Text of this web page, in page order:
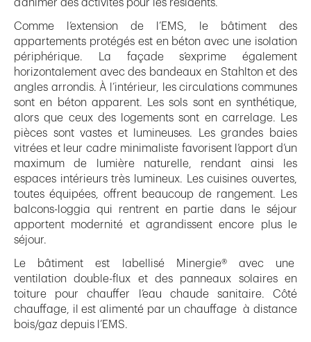
d’animer des activités pour les résidents.
Comme l’extension de l’EMS, le bâtiment des
appartements protégés est en béton avec une isolation
périphérique. La façade s’exprime également
horizontalement avec des bandeaux en Stahlton et des
angles arrondis. À l’intérieur, les circulations communes
sont en béton apparent. Les sols sont en synthétique,
alors que ceux des logements sont en carrelage. Les
pièces sont vastes et lumineuses. Les grandes baies
vitrées et leur cadre minimaliste favorisent l’apport d’un
maximum de lumière naturelle, rendant ainsi les
espaces intérieurs très lumineux. Les cuisines ouvertes,
toutes équipées, offrent beaucoup de rangement. Les
balcons-loggia qui rentrent en partie dans le séjour
apportent modernité et agrandissent encore plus le
séjour.
Le bâtiment est labellisé Minergie® avec une
ventilation double-flux et des panneaux solaires en
toiture pour chauffer l’eau chaude sanitaire. Côté
chauffage, il est alimenté par un chauffage à distance
bois/gaz depuis l’EMS.